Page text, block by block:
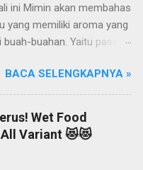
ini Mimin akan membahas
yang memiliki aroma yang
buahan. Yaitu pasir
satu merk produk
oleh PT. Arthacat Tirta
ini bergerak di
kucing, seperti Cat
Cat Food, Cat
Litter, dan lain-lain.
BACA SELENGKAPNYA »
Wet Food
Variant 😻😻